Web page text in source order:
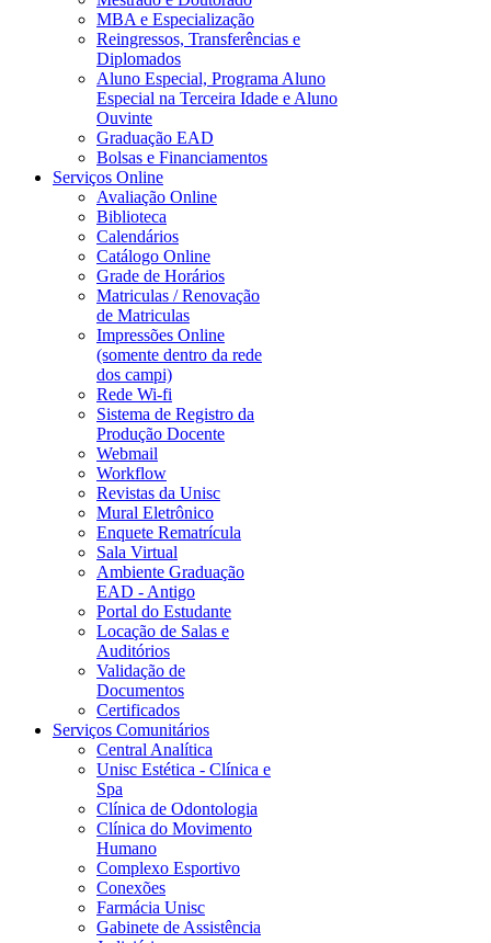
MBA e Especialização
Reingressos, Transferências e
Diplomados
Aluno Especial, Programa Aluno
Especial na Terceira Idade e Aluno
Ouvinte
Graduação EAD
Bolsas e Financiamentos
Serviços Online
Avaliação Online
Biblioteca
Calendários
Catálogo Online
Grade de Horários
Matriculas / Renovação
de Matriculas
Impressões Online
(somente dentro da rede
dos campi)
Rede Wi-fi
Sistema de Registro da
Produção Docente
Webmail
Workflow
Revistas da Unisc
Mural Eletrônico
Enquete Rematrícula
Sala Virtual
Ambiente Graduação
EAD - Antigo
Portal do Estudante
Locação de Salas e
Auditórios
Validação de
Documentos
Certificados
Serviços Comunitários
Central Analítica
Unisc Estética - Clínica e
Spa
Clínica de Odontologia
Clínica do Movimento
Humano
Complexo Esportivo
Conexões
Farmácia Unisc
Gabinete de Assistência